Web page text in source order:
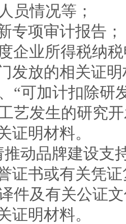
员情况等；
专项审计报告；
企业所得税纳
发放的相关证
“可加计扣除研
艺发生的研究
明材料。
推动品牌建设支
证书或有关凭
件及有关公证
明材料。